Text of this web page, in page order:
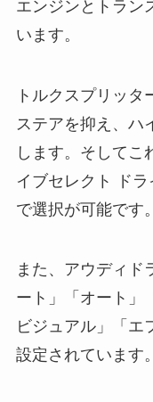
エンジンとトラン
います。
トルクスプリッタ
ステアを抑え、ハ
します。そしてこ
イブセレクト ド
で選択が可能です。
また、アウディド
ート」「オート」
ビジュアル」「エ
設定されています。